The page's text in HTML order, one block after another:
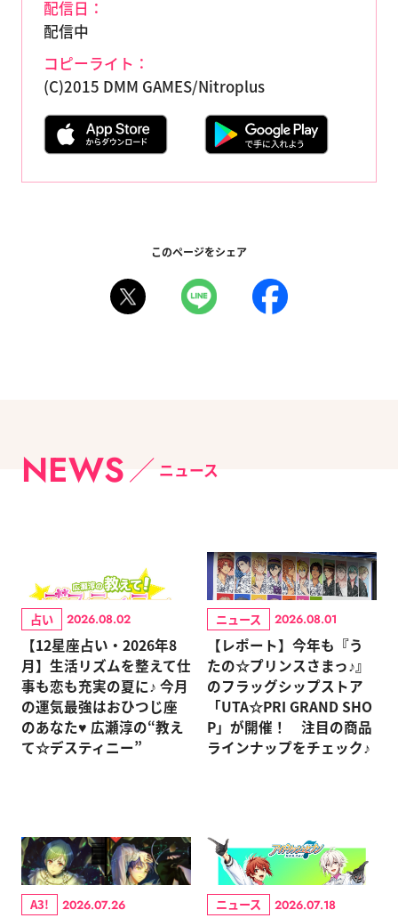
配信日：
配信中
コピーライト：
(C)2015 DMM GAMES/Nitroplus
このページをシェア
NEWS ニュース
占い 2026.08.02
【12星座占い・2026年8
月】生活リズムを整えて仕
事も恋も充実の夏に♪ 今月
の運気最強はおひつじ座
のあなた♥ 広瀬淳の“教え
て☆デスティニー”
ニュース 2026.08.01
【レポート】今年も『う
たの☆プリンスさまっ♪』
のフラッグシップストア
「UTA☆PRI GRAND SHO
P」が開催！ 注目の商品
ラインナップをチェック♪
A3! 2026.07.26 ニュース 2026.07.18